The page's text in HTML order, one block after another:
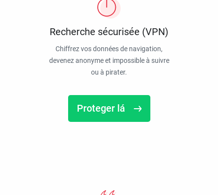
Recherche sécurisée (VPN)
Chiffrez vos données de navigation,
devenez anonyme et impossible à suivre
ou à pirater.
Proteger lá